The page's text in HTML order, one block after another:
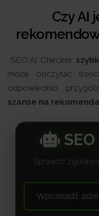
Czy AI
SEO AI Checker
może odczytać
odpowiednio
szanse na
Sprawdź